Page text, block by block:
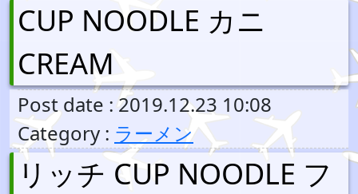
CUP NOODLE カニ
CREAM
Post date : 2019.12.23 10:08
Category : ラーメン
リッチ CUP NOODLE フ